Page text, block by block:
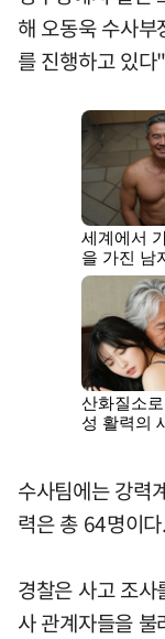
해 오동욱 수사
를 진행하고 있
수사팀에는 강력
력은 총 64명이다.
경찰은 사고 조
사 관계자들을